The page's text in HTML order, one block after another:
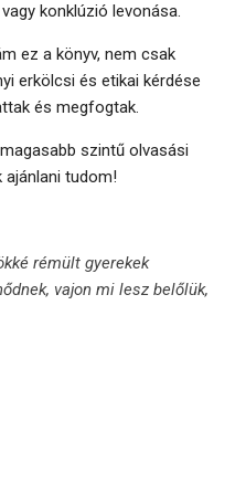
konklúzió levonása.
ez a könyv, nem csak
erkölcsi és etikai kérdése
és megfogtak.
szintű olvasási
ajánlani tudom!
rémült gyerekek
vajon mi lesz belőlük,